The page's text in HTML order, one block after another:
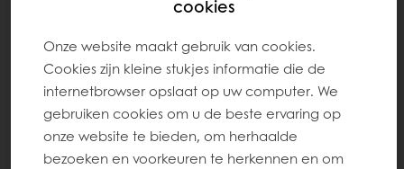
cookies
Onze website maakt gebruik van cookies.
Cookies zijn kleine stukjes informatie die de
internetbrowser opslaat op uw computer. We
gebruiken cookies om u de beste ervaring op
onze website te bieden, om herhaalde
bezoeken en voorkeuren te herkennen en om